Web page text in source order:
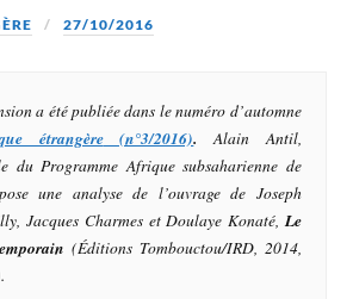
27/10/2016
a été publiée dans le numéro d’automne
étrangère(n°3/2016). Alain Antil,
du Programme Afrique subsaharienne de
une analyse de l’ouvrage de Joseph
Jacques Charmes et Doulaye Konaté,Le
(Éditions Tombouctou/IRD, 2014,